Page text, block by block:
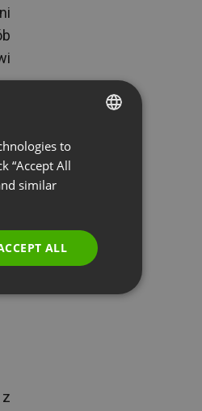
ENGLISH
FRENCH
RUSSIAN
to
“Accept All
similar
ALL